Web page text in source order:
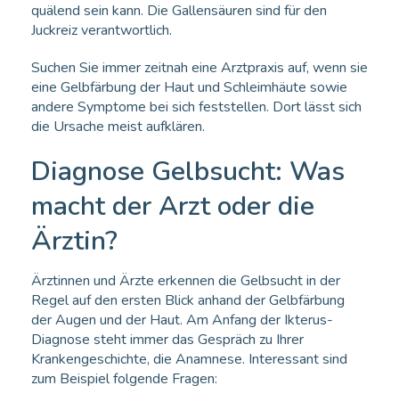
quälend sein kann. Die Gallensäuren sind für den
Juckreiz verantwortlich.
Suchen Sie immer zeitnah eine Arztpraxis auf, wenn sie
eine Gelbfärbung der Haut und Schleimhäute sowie
andere Symptome bei sich feststellen. Dort lässt sich
die Ursache meist aufklären.
Diagnose Gelbsucht: Was
macht der Arzt oder die
Ärztin?
Ärztinnen und Ärzte erkennen die Gelbsucht in der
Regel auf den ersten Blick anhand der Gelbfärbung
der Augen und der Haut. Am Anfang der Ikterus-
Diagnose steht immer das Gespräch zu Ihrer
Krankengeschichte, die Anamnese. Interessant sind
zum Beispiel folgende Fragen: